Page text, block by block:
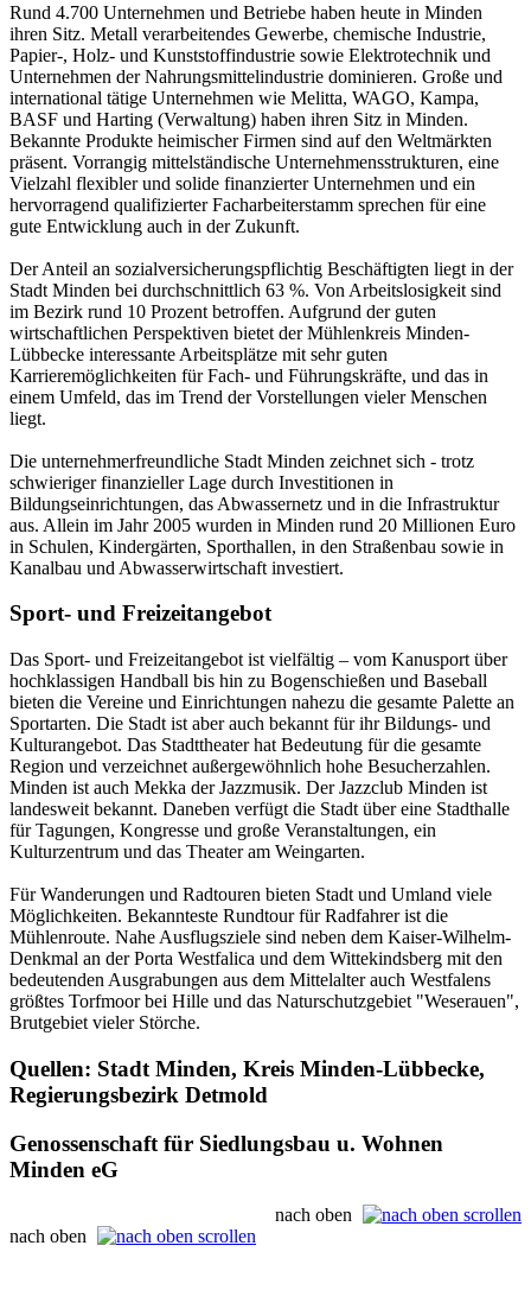
Rund 4.700 Unternehmen und Betriebe haben heute in Minden
ihren Sitz. Metall verarbeitendes Gewerbe, chemische Industrie,
Papier-, Holz- und Kunststoffindustrie sowie Elektrotechnik und
Unternehmen der Nahrungsmittelindustrie dominieren. Große und
international tätige Unternehmen wie Melitta, WAGO, Kampa,
BASF und Harting (Verwaltung) haben ihren Sitz in Minden.
Bekannte Produkte heimischer Firmen sind auf den Weltmärkten
präsent. Vorrangig mittelständische Unternehmensstrukturen, eine
Vielzahl flexibler und solide finanzierter Unternehmen und ein
hervorragend qualifizierter Facharbeiterstamm sprechen für eine
gute Entwicklung auch in der Zukunft.
Der Anteil an sozialversicherungspflichtig Beschäftigten liegt in der
Stadt Minden bei durchschnittlich 63 %. Von Arbeitslosigkeit sind
im Bezirk rund 10 Prozent betroffen. Aufgrund der guten
wirtschaftlichen Perspektiven bietet der Mühlenkreis Minden-
Lübbecke interessante Arbeitsplätze mit sehr guten
Karrieremöglichkeiten für Fach- und Führungskräfte, und das in
einem Umfeld, das im Trend der Vorstellungen vieler Menschen
liegt.
Die unternehmerfreundliche Stadt Minden zeichnet sich - trotz
schwieriger finanzieller Lage durch Investitionen in
Bildungseinrichtungen, das Abwassernetz und in die Infrastruktur
aus. Allein im Jahr 2005 wurden in Minden rund 20 Millionen Euro
in Schulen, Kindergärten, Sporthallen, in den Straßenbau sowie in
Kanalbau und Abwasserwirtschaft investiert.
Sport- und Freizeitangebot
Das Sport- und Freizeitangebot ist vielfältig – vom Kanusport über
hochklassigen Handball bis hin zu Bogenschießen und Baseball
bieten die Vereine und Einrichtungen nahezu die gesamte Palette an
Sportarten. Die Stadt ist aber auch bekannt für ihr Bildungs- und
Kulturangebot. Das Stadttheater hat Bedeutung für die gesamte
Region und verzeichnet außergewöhnlich hohe Besucherzahlen.
Minden ist auch Mekka der Jazzmusik. Der Jazzclub Minden ist
landesweit bekannt. Daneben verfügt die Stadt über eine Stadthalle
für Tagungen, Kongresse und große Veranstaltungen, ein
Kulturzentrum und das Theater am Weingarten.
Für Wanderungen und Radtouren bieten Stadt und Umland viele
Möglichkeiten. Bekannteste Rundtour für Radfahrer ist die
Mühlenroute. Nahe Ausflugsziele sind neben dem Kaiser-Wilhelm-
Denkmal an der Porta Westfalica und dem Wittekindsberg mit den
bedeutenden Ausgrabungen aus dem Mittelalter auch Westfalens
größtes Torfmoor bei Hille und das Naturschutzgebiet "Weserauen",
Brutgebiet vieler Störche.
Quellen: Stadt Minden, Kreis Minden-Lübbecke,
Regierungsbezirk Detmold
Genossenschaft für Siedlungsbau u. Wohnen
Minden eG
nach oben
nach oben